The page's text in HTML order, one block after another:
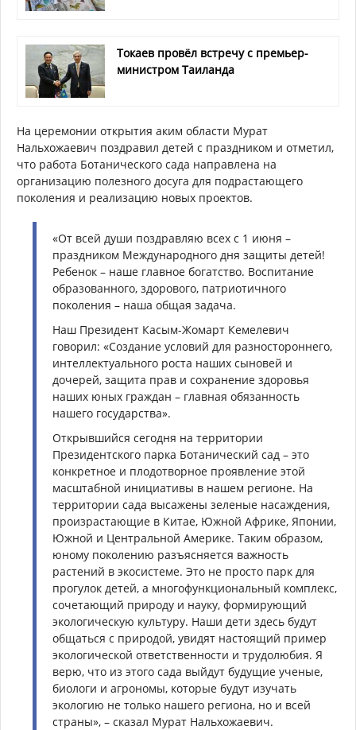
Токаев провёл встречу с премьер-
министром Таиланда
На церемонии открытия аким области Мурат
Нальхожаевич поздравил детей с праздником и отметил,
что работа Ботанического сада направлена на
организацию полезного досуга для подрастающего
поколения и реализацию новых проектов.
«От всей души поздравляю всех с 1 июня –
праздником Международного дня защиты детей!
Ребенок – наше главное богатство. Воспитание
образованного, здорового, патриотичного
поколения – наша общая задача.
Наш Президент Касым-Жомарт Кемелевич
говорил: «Создание условий для разностороннего,
интеллектуального роста наших сыновей и
дочерей, защита прав и сохранение здоровья
наших юных граждан – главная обязанность
нашего государства».
Открывшийся сегодня на территории
Президентского парка Ботанический сад – это
конкретное и плодотворное проявление этой
масштабной инициативы в нашем регионе. На
территории сада высажены зеленые насаждения,
произрастающие в Китае, Южной Африке, Японии,
Южной и Центральной Америке. Таким образом,
юному поколению разъясняется важность
растений в экосистеме. Это не просто парк для
прогулок детей, а многофункциональный комплекс,
сочетающий природу и науку, формирующий
экологическую культуру. Наши дети здесь будут
общаться с природой, увидят настоящий пример
экологической ответственности и трудолюбия. Я
верю, что из этого сада выйдут будущие ученые,
биологи и агрономы, которые будут изучать
экологию не только нашего региона, но и всей
страны», – сказал Мурат Нальхожаевич.